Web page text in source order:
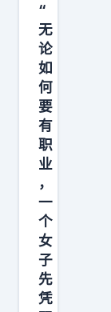
玛
奇
朵
。
“
无
论
如
何
要
有
职
业
，
一
个
女
子
先
凭